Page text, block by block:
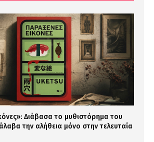
Διάβασα το μυθιστόρημα του
την αλήθεια μόνο στην τελευταία